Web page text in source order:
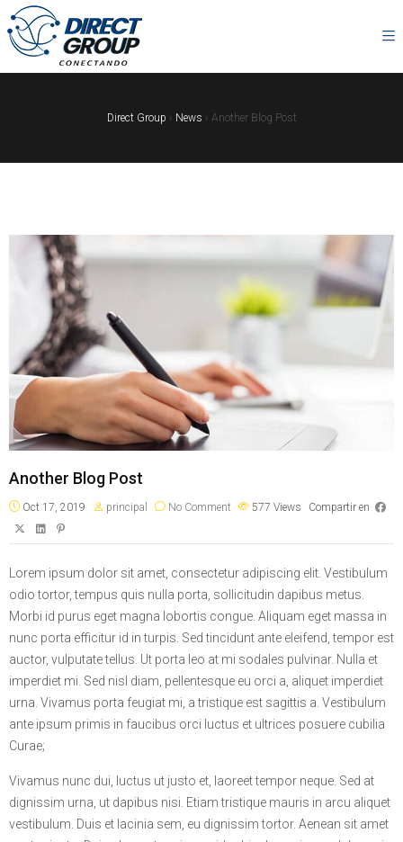
Direct Group › News › Another Blog Post
Another Blog Post
Oct 17, 2019 principal No Comment 577 Views Compartir en
Lorem ipsum dolor sit amet, consectetur adipiscing elit. Vestibulum
odio tortor, tempus quis nulla porta, sollicitudin dapibus metus.
Morbi id purus eget magna lobortis congue. Aliquam eget massa in
nunc porta efficitur id in turpis. Sed tincidunt ante eleifend, tempor est
auctor, vulputate tellus. Ut porta leo at mi sodales pulvinar. Nulla et
imperdiet mi. Sed nisl diam, pellentesque eu orci a, aliquet imperdiet
urna. Vivamus porta feugiat mi, a tristique est sagittis a. Vestibulum
ante ipsum primis in faucibus orci luctus et ultrices posuere cubilia
Curae;
Vivamus nunc dui, luctus ut justo et, laoreet tempor neque. Sed at
dignissim urna, ut dapibus nisi. Etiam tristique mauris in arcu aliquet
vestibulum. Duis et lacinia sem, eu dignissim tortor. Aenean sit amet